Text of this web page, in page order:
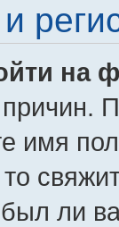
на
имя
ли